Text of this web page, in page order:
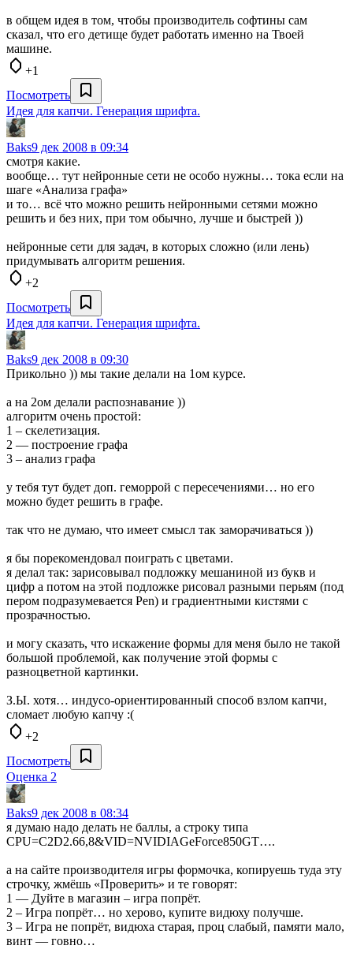
в общем идея в том, чтобы производитель софтины сам
сказал, что его детище будет работать именно на Твоей
машине.
+1
Посмотреть
Идея для капчи. Генерация шрифта.
Baks9 дек 2008 в 09:34
смотря какие.
вообще… тут нейронные сети не особо нужны… тока если на
шаге «Анализа графа»
и то… всё что можно решить нейронными сетями можно
решить и без них, при том обычно, лучше и быстрей ))
нейронные сети для задач, в которых сложно (или лень)
придумывать алгоритм решения.
+2
Посмотреть
Идея для капчи. Генерация шрифта.
Baks9 дек 2008 в 09:30
Прикольно )) мы такие делали на 1ом курсе.
а на 2ом делали распознавание ))
алгоритм очень простой:
1 – скелетизация.
2 — построение графа
3 – анализ графа
у тебя тут будет доп. геморрой с пересечениями… но его
можно будет решить в графе.
так что не думаю, что имеет смысл так заморачиваться ))
я бы порекомендовал поиграть с цветами.
я делал так: зарисовывал подложку мешаниной из букв и
цифр а потом на этой подложке рисовал разными перьям (под
пером подразумевается Pen) и градиентными кистями с
прозрачностью.
и могу сказать, что искажение формы для меня было не такой
большой проблемой, как получение этой формы с
разноцветной картинки.
З.Ы. хотя… индусо-ориентированный способ взлом капчи,
сломает любую капчу :(
+2
Посмотреть
Оценка 2
Baks9 дек 2008 в 08:34
я думаю надо делать не баллы, а строку типа
CPU=C2D2.66,8&VID=NVIDIAGeForce850GT….
а на сайте производителя игры формочка, копируешь туда эту
строчку, жмёшь «Проверить» и те говорят:
1 — Дуйте в магазин – игра попрёт.
2 – Игра попрёт… но херово, купите видюху получше.
3 – Игра не попрёт, видюха старая, проц слабый, памяти мало,
винт — говно…